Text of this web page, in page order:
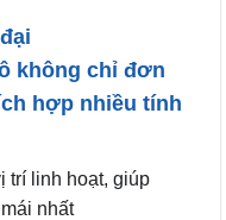
không chỉ đơn
hợp nhiều tính
trí linh hoạt, giúp
nhất